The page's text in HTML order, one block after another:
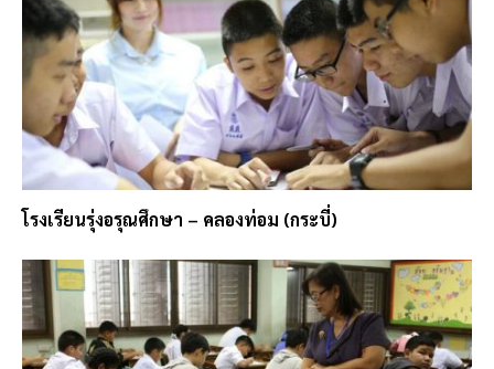
โรงเรียนรุ่งอรุณศึกษา – คลองท่อม (กระบี่)